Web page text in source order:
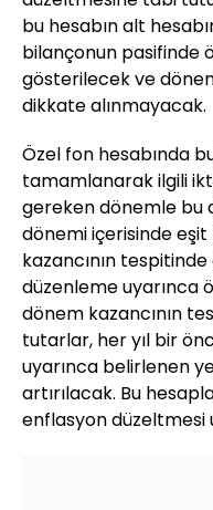
bu hesabın alt
bilançonun pasifinde
gösterilecek ve
dikkate alınmayacak.
Özel fon hesabında
tamamlanarak ilgili
gereken dönemle bu
dönemi içerisinde
kazancının
düzenleme uyarınca
dönem kazancının
tutarlar, her yıl bir
uyarınca belirlenen
artırılacak. Bu
enflasyon düzeltmesi